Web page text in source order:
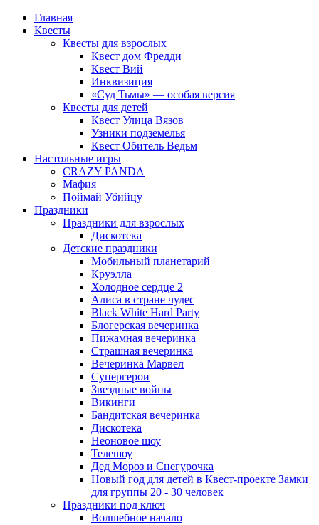
Главная
Квесты
Квесты для взрослых
Квест дом Фредди
Квест Вий
Инквизиция
«Суд Тьмы» — особая версия
Квесты для детей
Квест Улица Вязов
Узники подземелья
Квест Обитель Ведьм
Настольные игры
CRAZY PANDA
Мафия
Поймай Убийцу
Праздники
Праздники для взрослых
Дискотека
Детские праздники
Мобильный планетарий
Круэлла
Холодное сердце 2
Алиса в стране чудес
Black White Hard Party
Блогерская вечеринка
Пижамная вечеринка
Страшная вечеринка
Вечеринка Марвел
Супергерои
Звездные войны
Викинги
Бандитская вечеринка
Дискотека
Неоновое шоу
Телешоу
Дед Мороз и Снегурочка
Новый год для детей в Квест-проекте Замки
для группы 20 - 30 человек
Праздники под ключ
Волшебное начало